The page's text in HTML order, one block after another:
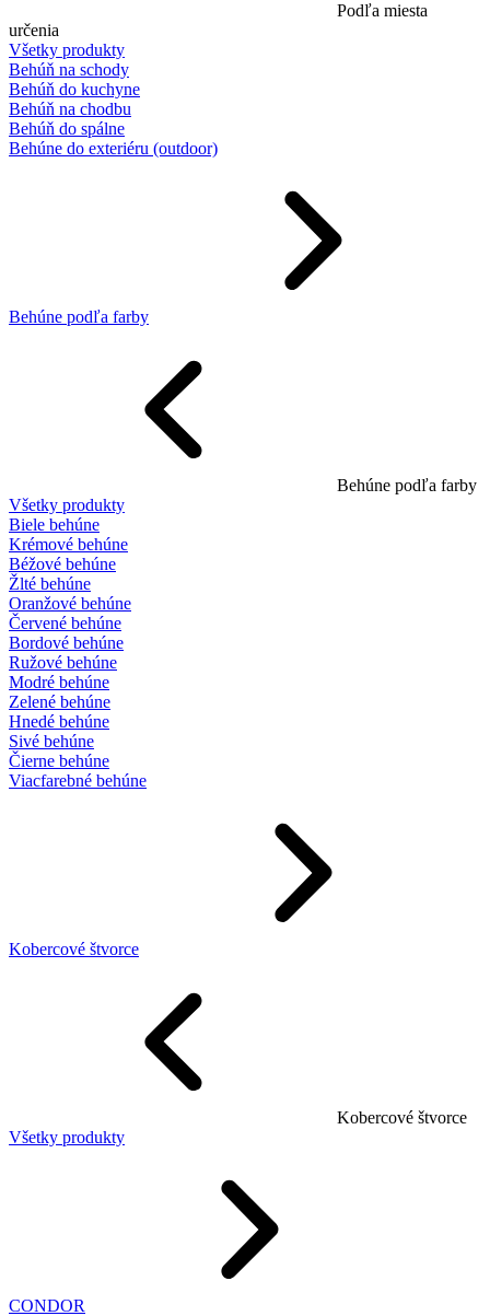
Podľa miesta
určenia
Všetky produkty
Behúň na schody
Behúň do kuchyne
Behúň na chodbu
Behúň do spálne
Behúne do exteriéru (outdoor)
Behúne podľa farby
Behúne podľa farby
Všetky produkty
Biele behúne
Krémové behúne
Béžové behúne
Žlté behúne
Oranžové behúne
Červené behúne
Bordové behúne
Ružové behúne
Modré behúne
Zelené behúne
Hnedé behúne
Sivé behúne
Čierne behúne
Viacfarebné behúne
Kobercové štvorce
Kobercové štvorce
Všetky produkty
CONDOR